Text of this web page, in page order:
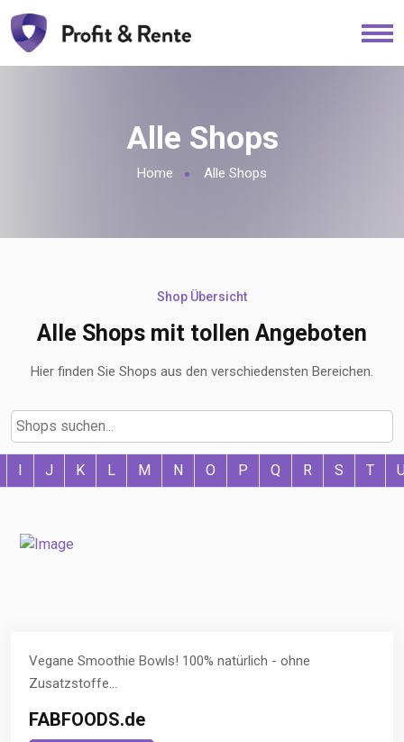
Alle Shops
Home Alle Shops
Shop Übersicht
Alle Shops mit tollen Angeboten
Hier finden Sie Shops aus den verschiedensten Bereichen.
I J K L M N O P Q R S T
Vegane Smoothie Bowls! 100% natürlich - ohne
Zusatzstoffe...
FABFOODS.de